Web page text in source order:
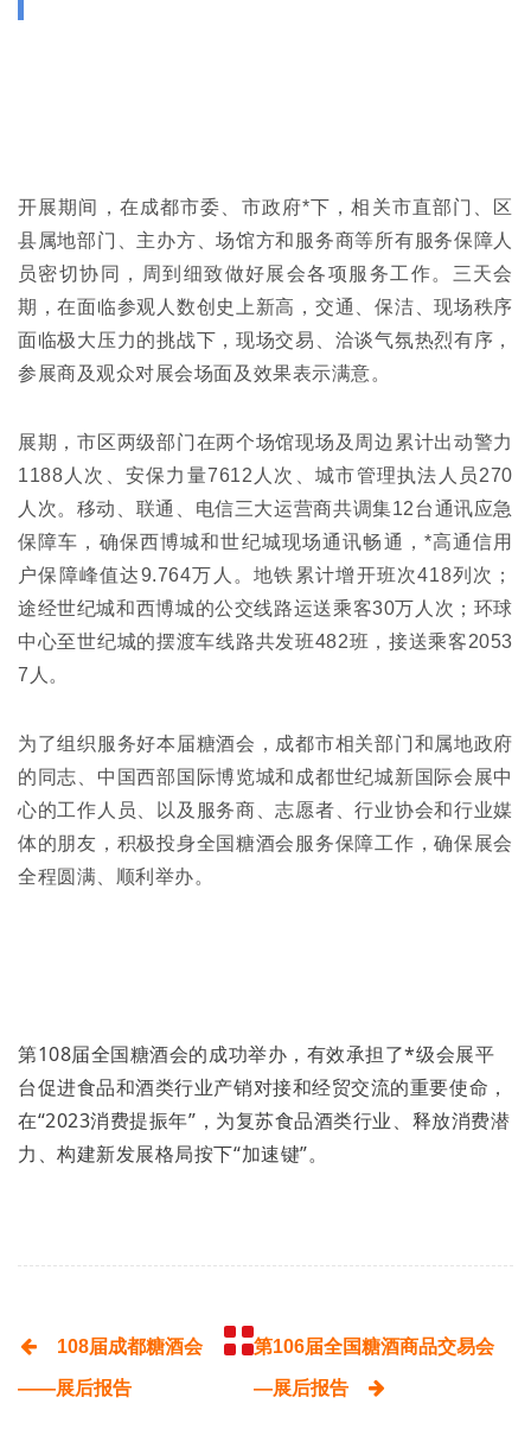
开展期间，在成都市委、市政府*下，相关市直部门、区
县属地部门、主办方、场馆方和服务商等所有服务保障人
员密切协同，周到细致做好展会各项服务工作。三天会
期，在面临参观人数创史上新高，交通、保洁、现场秩序
面临极大压力的挑战下，现场交易、洽谈气氛热烈有序，
参展商及观众对展会场面及效果表示满意。
展期，市区两级部门在两个场馆现场及周边累计出动警力
1188人次、安保力量7612人次、城市管理执法人员270
人次。移动、联通、电信三大运营商共调集12台通讯应急
保障车，确保西博城和世纪城现场通讯畅通，*高通信用
户保障峰值达9.764万人。地铁累计增开班次418列次；
途经世纪城和西博城的公交线路运送乘客30万人次；环球
中心至世纪城的摆渡车线路共发班482班，接送乘客2053
7人。
为了组织服务好本届糖酒会，成都市相关部门和属地政府
的同志、中国西部国际博览城和成都世纪城新国际会展中
心的工作人员、以及服务商、志愿者、行业协会和行业媒
体的朋友，积极投身全国糖酒会服务保障工作，确保展会
全程圆满、顺利举办。
第108届全国糖酒会的成功举办，有效承担了*级会展平
台促进食品和酒类行业产销对接和经贸交流的重要使命，
在“2023消费提振年”，为复苏食品酒类行业、释放消费潜
力、构建新发展格局按下“加速键”。
108届成都糖酒会
——展后报告
第106届全国糖酒商品交易会
—展后报告